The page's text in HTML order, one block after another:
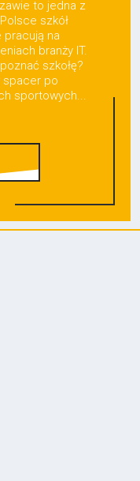
to jedna z
szkół
na
branży IT.
szkołę?
spacer po
sportowych...